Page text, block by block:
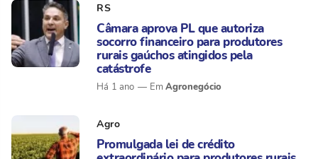
RS
Câmara aprova PL que autoriza
socorro financeiro para produtores
rurais gaúchos atingidos pela
catástrofe
Há 1 ano Agronegócio
Agro
Promulgada lei de crédito